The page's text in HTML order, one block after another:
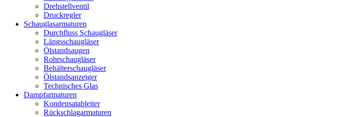
Drehstellventil
Druckregler
Schauglas­armaturen
Durchfluss Schaugläser
Längsschaugläser
Ölstandsaugen
Rohrschaugläser
Behälterschaugläser
Ölstandsanzeiger
Technisches Glas
Dampfarmaturen
Kondensatableiter
Rückschlagarmaturen